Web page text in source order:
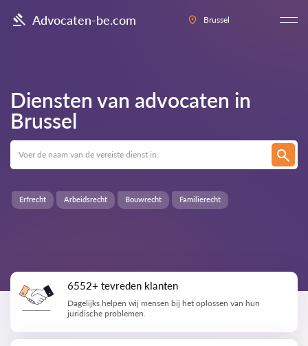
Advocaten-be.com Brussel
Diensten van advocaten in
Brussel
Familierecht
Erfrecht Arbeidsrecht Bouwrecht
6552+ tevreden klanten
Dagelijks helpen wij mensen bij het oplossen van hun
juridische problemen.